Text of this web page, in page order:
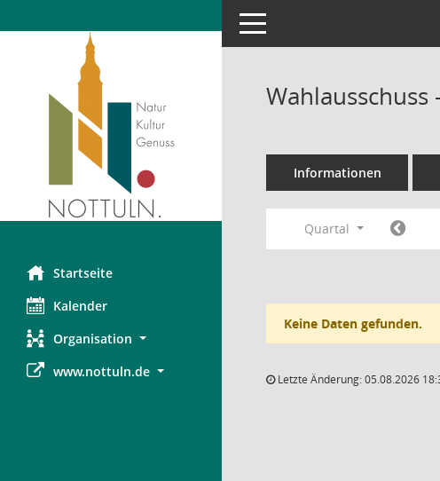
Startseite
Kalender
Organisation
www.nottuln.de
Toggle navigation
Informationen
Quartal
Keine Daten gefunden.
Letzte Änderung: 05.08.2026